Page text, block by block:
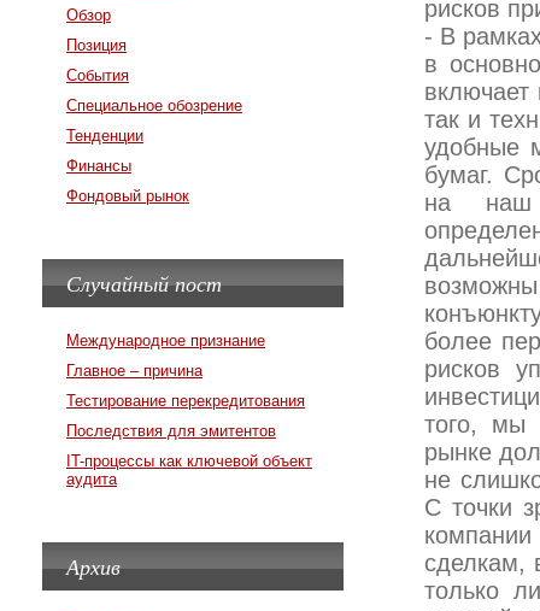
рисков
- В
в
включает
так и
удобные
бумаг.
на наш
более
рисков
того, мы
рынке
не
С точки
сделкам,
только
Обзор
Позиция
События
Специальное обозрение
Тенденции
Финансы
Фондовый рынок
Случайный пост
Международное признание
Главное – причина
Тестирование перекредитования
Последствия для эмитентов
IT-процессы как ключевой объект
аудита
Архив